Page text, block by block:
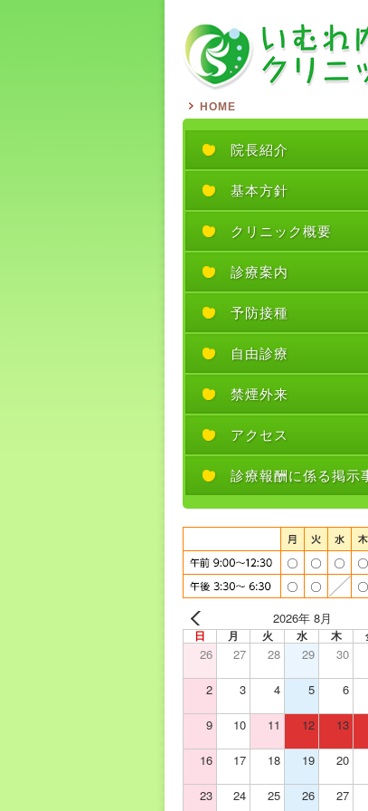
HOME
院長紹介
基本方針
クリニック概要
診療案内
予防接種
自由診療
禁煙外来
アクセス
診療報酬に係る掲示
2026年 8月
日 月 火 水 木
26 27 28 29 30
2 3 4 5 6
9 10 11 12 13
16 17 18 19 20
23 24 25 26 27